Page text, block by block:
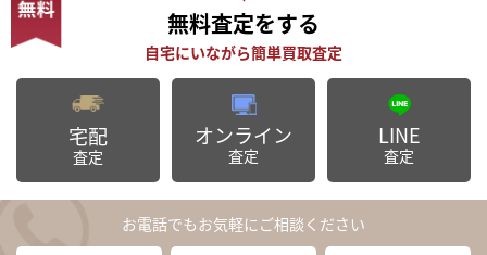
無料査定をする
宅配
査定
オンライン
査定
LINE
査定
お電話でもお気軽にご相談ください